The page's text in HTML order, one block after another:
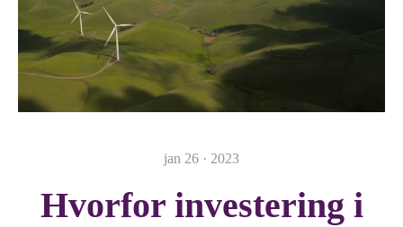
jan 26 · 2023
Hvorfor investering i